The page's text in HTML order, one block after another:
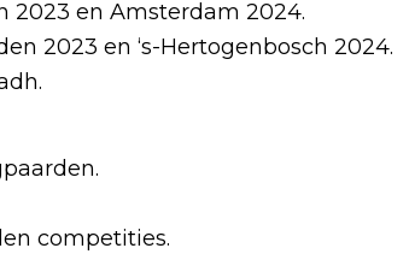
2023 en Amsterdam 2024.
2023 en ‘s-Hertogenbosch 2024.
competities.